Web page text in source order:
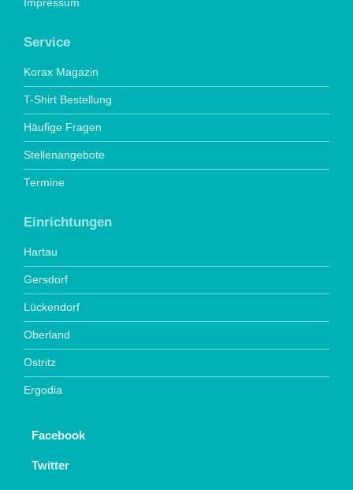
Impressum
Service
Korax Magazin
T-Shirt Bestellung
Häufige Fragen
Stellenangebote
Termine
Einrichtungen
Hartau
Gersdorf
Lückendorf
Oberland
Ostritz
Ergodia
Facebook
Twitter